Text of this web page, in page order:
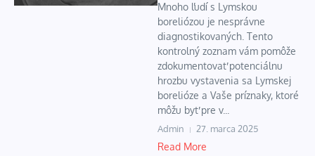
Mnoho ľudí s Lymskou
boreliózou je nesprávne
diagnostikovaných. Tento
kontrolný zoznam vám pomôže
zdokumentovať potenciálnu
hrozbu vystavenia sa Lymskej
borelióze a Vaše príznaky, ktoré
môžu byť pre v...
Admin 27. marca 2025
Read More